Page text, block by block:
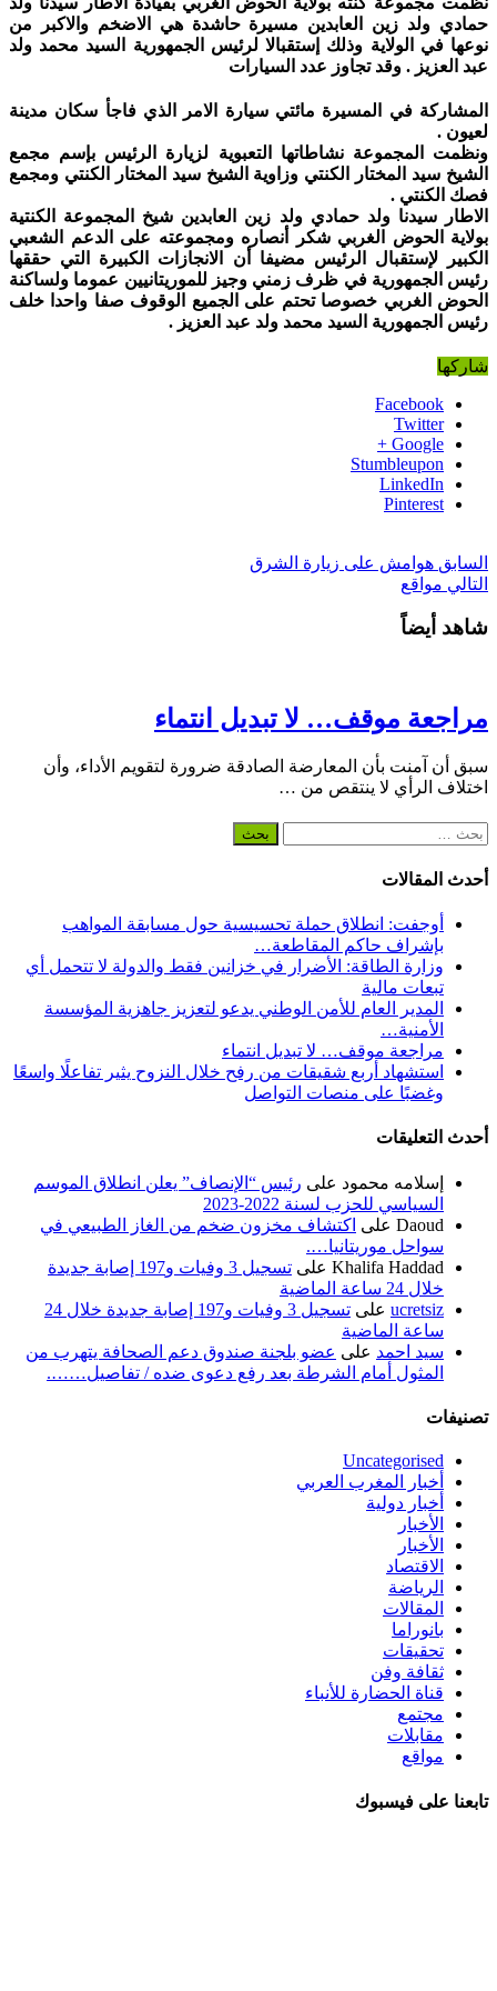
حمادي ولد زين العابدين مسيرة حاشدة هي الاضخم والاكبر من
نوعها في الولاية وذلك إستقبالا لرئيس الجمهورية السيد محمد ولد
عبد العزيز . وقد تجاوز عدد السيارات
المشاركة في المسيرة مائتي سيارة الامر الذي فاجأ سكان مدينة
لعيون .
ونظمت المجموعة نشاطاتها التعبوية لزيارة الرئيس بإسم مجمع
الشيخ سيد المختار الكنتي وزاوية الشيخ سيد المختار الكنتي ومجمع
فصك الكنتي .
الاطار سيدنا ولد حمادي ولد زين العابدين شيخ المجموعة الكنتية
بولاية الحوض الغربي شكر أنصاره ومجموعته على الدعم الشعبي
الكبير لإستقبال الرئيس مضيفا أن الانجازات الكبيرة التي حققها
رئيس الجمهورية في ظرف زمني وجيز للموريتانيين عموما ولساكنة
الحوض الغربي خصوصا تحتم على الجميع الوقوف صفا واحدا خلف
رئيس الجمهورية السيد محمد ولد عبد العزيز .
شاركها
Facebook
Twitter
Google +
Stumbleupon
LinkedIn
Pinterest
السابق هوامش على زيارة الشرق
التالي مواقع
شاهد أيضاً
مراجعة موقف… لا تبديل انتماء
سبق أن آمنت بأن المعارضة الصادقة ضرورة لتقويم الأداء، وأن
اختلاف الرأي لا ينتقص من …
البحث
أحدث المقالات
أوجفت: انطلاق حملة تحسيسية حول مسابقة المواهب
بإشراف حاكم المقاطعة…
وزارة الطاقة: الأضرار في خزانين فقط والدولة لا تتحمل أي
تبعات مالية
المدير العام للأمن الوطني يدعو لتعزيز جاهزية المؤسسة
الأمنية…
مراجعة موقف… لا تبديل انتماء
استشهاد أربع شقيقات من رفح خلال النزوح يثير تفاعلًا واسعًا
وغضبًا على منصات التواصل
أحدث التعليقات
إسلامه محمود على رئيس “الإنصاف” يعلن انطلاق الموسم
السياسي للحزب لسنة 2022-2023
Daoud على اكتشاف مخزون ضخم من الغاز الطبيعي في
سواحل موريتانيا….
Khalifa Haddad على
تسجيل 3 وفيات و197 إصابة جديدة
خلال 24 ساعة الماضية
ucretsiz على
تسجيل 3 وفيات و197 إصابة جديدة خلال 24
ساعة الماضية
سيد احمد على عضو بلجنة صندوق دعم الصحافة يتهرب من
المثول أمام الشرطة بعد رفع دعوى ضده / تفاصيل…….
تصنيفات
Uncategorised
أخبار المغرب العربي
أخبار دولية
الأخبار
الأخبار
الاقتصاد
الرياضة
المقالات
بانوراما
تحقيقات
ثقافة وفن
قناة الحضارة للأنباء
مجتمع
مقابلات
مواقع
تابعنا على فيسبوك